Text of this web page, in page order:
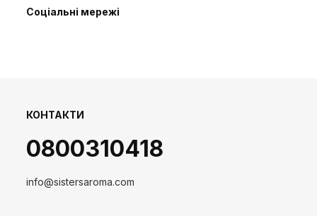
Соціальні мережі
КОНТАКТИ
0800310418
info@sistersaroma.com